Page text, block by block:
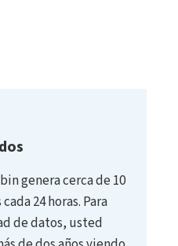
genera cerca de 10
24 horas. Para
de datos, usted